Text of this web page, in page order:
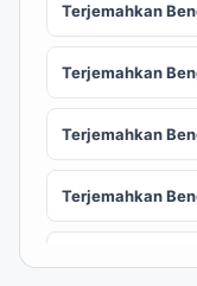
Terjemahkan
Terjemahkan
Terjemahkan
Terjemahkan